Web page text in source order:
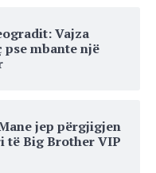
Vajza
mbante një
jep përgjigjen
të Big Brother VIP